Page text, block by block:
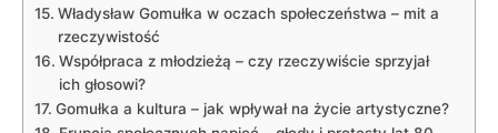
Władysław Gomułka w oczach społeczeństwa – mit a
rzeczywistość
Współpraca z młodzieżą – czy rzeczywiście sprzyjał
ich głosowi?
Gomułka a kultura – jak wpływał na życie artystyczne?